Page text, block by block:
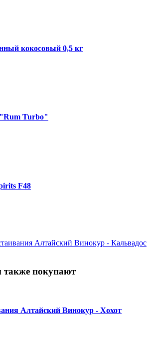
кокосовый 0,5 кг
Turbo"
F48
Алтайский Винокур - Кальвадос
также покупают
Алтайский Винокур - Хохот